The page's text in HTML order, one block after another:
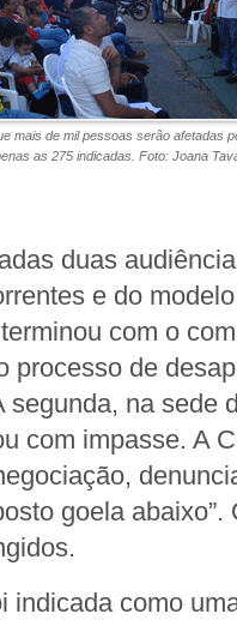
mais de mil pessoas serão afetadas
as 275 indicadas. Foto: Joana
duas
e do
com o
processo de
segunda, na sede
com impasse. A
goela
indicada como